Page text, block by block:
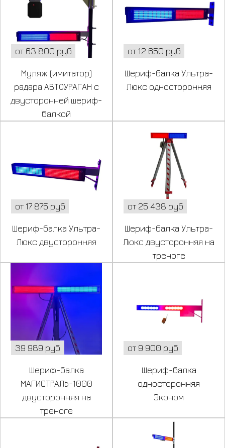
от 63 800 руб
Муляж (имитатор)
радара АВТОУРАГАН с
двусторонней шериф-
балкой
от 12 650 руб
Шериф-балка Ультра-
Люкс односторонняя
от 17 875 руб
Шериф-балка Ультра-
Люкс двусторонняя
от 25 438 руб
Шериф-балка Ультра-
Люкс двусторонняя на
треноге
39 989 руб
Шериф-балка
МАГИСТРАЛЬ-1000
двусторонняя на
треноге
от 9 900 руб
Шериф-балка
односторонняя
Эконом